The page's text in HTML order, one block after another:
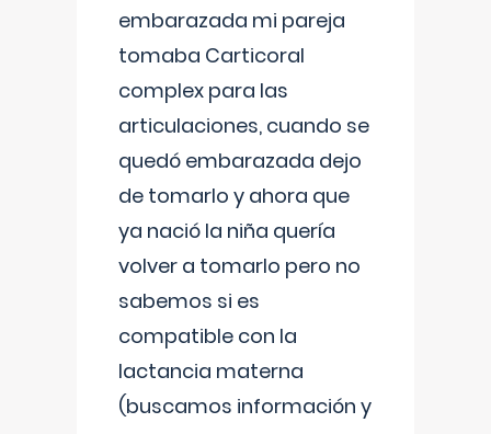
embarazada mi pareja
tomaba Carticoral
complex para las
articulaciones, cuando se
quedó embarazada dejo
de tomarlo y ahora que
ya nació la niña quería
volver a tomarlo pero no
sabemos si es
compatible con la
lactancia materna
(buscamos información y